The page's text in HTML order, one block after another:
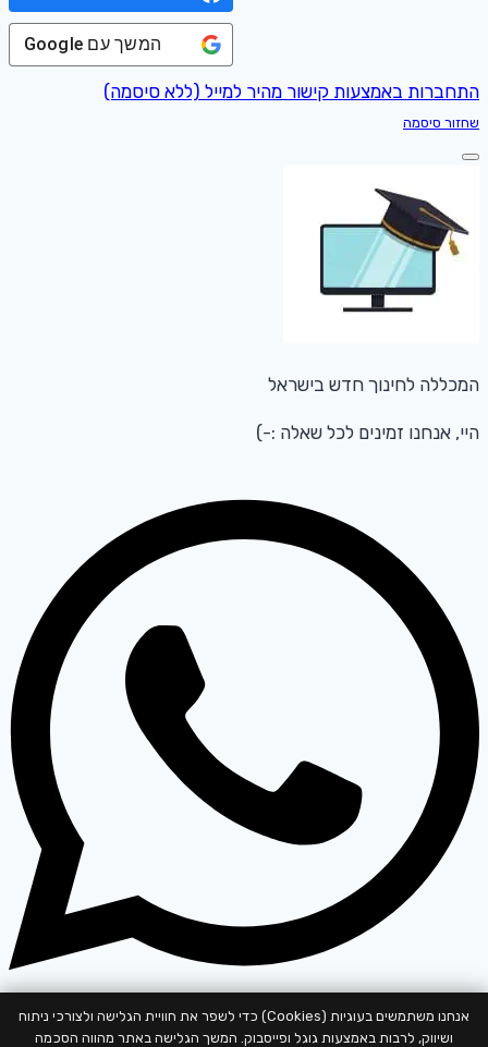
המשך עם Google
התחברות באמצעות קישור מהיר למייל (ללא סיסמה)
שחזור סיסמה
המכללה לחינוך חדש בישראל
היי, אנחנו זמינים לכל שאלה :-)
התחילו שיחה
אנחנו משתמשים בעוגיות (Cookies) כדי לשפר את חוויית הגלישה ולצורכי ניתוח
ושיווק, לרבות באמצעות גוגל ופייסבוק. המשך הגלישה באתר מהווה הסכמה